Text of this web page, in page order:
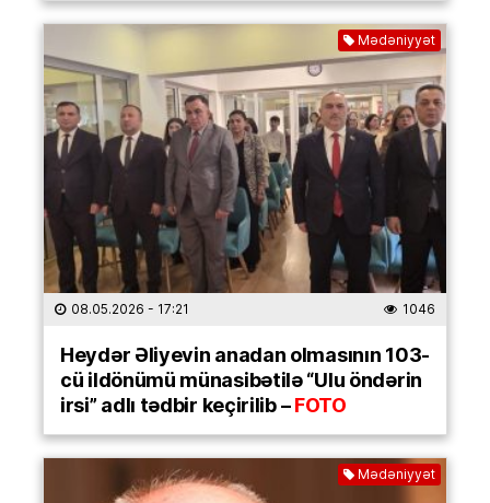
Mədəniyyət
08.05.2026 - 17:21 1046
Heydər Əliyevin anadan olmasının 103-
cü ildönümü münasibətilə “Ulu öndərin
irsi” adlı tədbir keçirilib –FOTO
Mədəniyyət